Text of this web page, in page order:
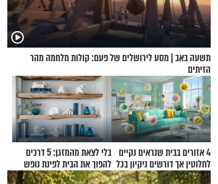
תשעה באב | מסע לירושלים של פעם: קולות מלחמה מהר
הזיתים
4 אזורים בבית שנראים נקיים
לחלוטין אך דורשים ניקיון בכל
סוף שבוע
בלי לצאת מהמזגן: 5 דרכים
להפוך את הבית לפינת נופש
מעוצבת